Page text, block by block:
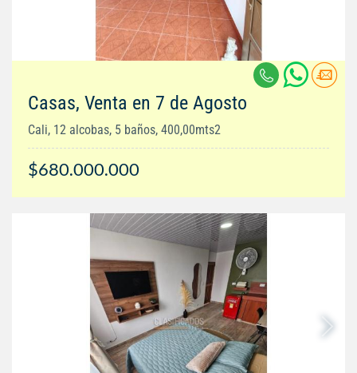
Casas, Venta en 7 de Agosto
Cali, 12 alcobas, 5 baños, 400,00mts2
$680.000.000